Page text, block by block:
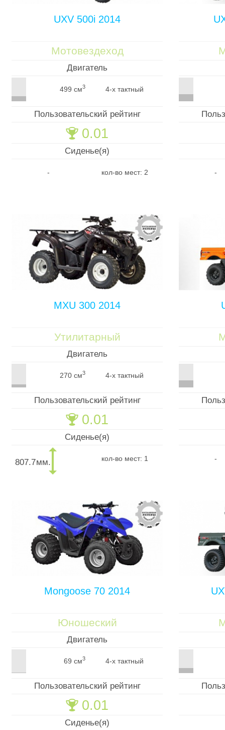
UXV 500i 2014
Мотовездеход
Двигатель
499 см3 4-х тактный
Пользовательский рейтинг
🏆 0.01
Сиденье(я)
- кол-во мест: 2 -
MXU 300 2014
Утилитарный
Двигатель
270 см3 4-х тактный
Пользовательский рейтинг
🏆 0.01
Сиденье(я)
807.7мм. кол-во мест: 1 -
Mongoose 70 2014
Юношеский
Двигатель
69 см3 4-х тактный
Пользовательский рейтинг
🏆 0.01
Сиденье(я)